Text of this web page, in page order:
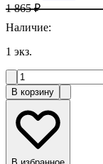
1 865 ₽
Наличие:
1 экз.
В корзину